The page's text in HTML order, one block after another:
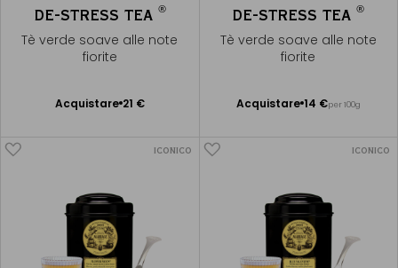
DE-STRESS TEA ®
Tè verde soave alle note
fiorite
Acquistare 21 €
Aggiungere
DE-STRESS TEA®
Tè verde soave alle note
fiorite
Acquistare 14 €per 100g
Aggiungere
ICONICO ICONICO